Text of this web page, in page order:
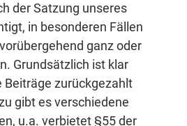
der Satzung unseres
in besonderen Fällen
ganz oder
Grundsätzlich ist klar
Beiträge zurückgezahlt
gibt es verschiedene
u.a. verbietet §55 der